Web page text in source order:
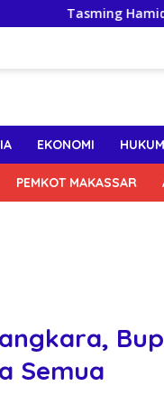
Tasming Hamid
EKONOMI HUKUM
PEMKOT MAKASSAR
Semua